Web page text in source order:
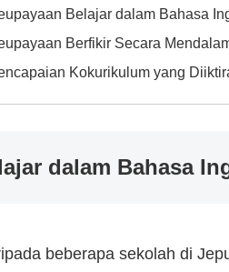
Belajar dalam Bahasa
Berfikir Secara
Kokurikulum yang
dalam Bahasa
beberapa sekolah di